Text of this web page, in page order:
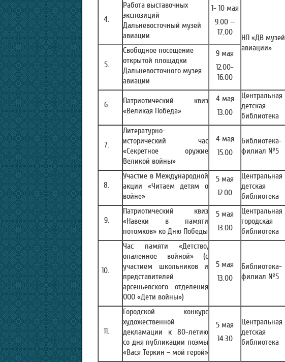
Работа выставочных
экспозиций
Дальневосточный музей
авиации
1- 10 мая
9.00 —
17.00
НП «ДВ музей
авиации»
Свободное посещение
открытой площадки
Дальневосточного музея
авиации
9 мая
12.00-
16.00
Патриотический квиз
«Великая Победа»
4 мая
13.00
Центральная
детская
библиотека
Литературно-
исторический час
«Секретное оружие
Великой войны»
4 мая
15.00
Библиотека-
филиал №5
Участие в Международной
акции «Читаем детям о
войне»
5 мая
12.00
Центральная
детская
библиотека
Патриотический квиз
«Навеки в памяти
потомков» ко Дню Победы
5 мая
13.00
Центральная
городская
библиотека
Час памяти «Детство,
опаленное войной» (с
участием школьников и
представителей
арсеньевского отделения
ООО «Дети войны»)
5 мая
13.00
Библиотека-
филиал №5
Городской конкурс
художественной
декламации к 80-летию
со дня публикации поэмы
«Вася Теркин – мой герой»
5 мая
14.30
Центральная
детская
библиотека